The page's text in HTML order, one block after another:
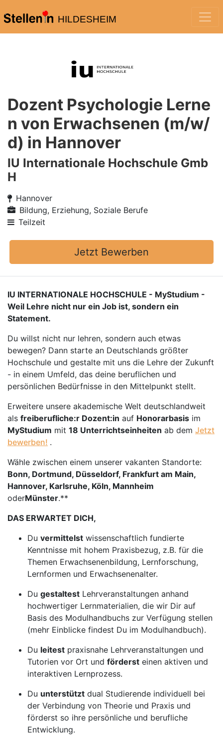
HILDESHEIM
Dozent Psychologie Lerne
n von Erwachsenen (m/w/
d) in Hannover
IU Internationale Hochschule Gmb
H
Hannover
Bildung, Erziehung, Soziale Berufe
Teilzeit
Jetzt Bewerben
IU INTERNATIONALE HOCHSCHULE - MyStudium -
Weil Lehre nicht nur ein Job ist, sondern ein
Statement.
Du willst nicht nur lehren, sondern auch etwas
bewegen? Dann starte an Deutschlands größter
Hochschule und gestalte mit uns die Lehre der Zukunft
- in einem Umfeld, das deine beruflichen und
persönlichen Bedürfnisse in den Mittelpunkt stellt.
Erweitere unsere akademische Welt deutschlandweit
als freiberufliche:r Dozent:in auf Honorarbasis im
MyStudium mit 18 Unterrichtseinheiten ab dem Jetzt
bewerben! .
Wähle zwischen einem unserer vakanten Standorte:
Bonn, Dortmund, Düsseldorf, Frankfurt am Main,
Hannover, Karlsruhe, Köln, Mannheim
oderMünster.**
DAS ERWARTET DICH,
Du vermittelst wissenschaftlich fundierte
Kenntnisse mit hohem Praxisbezug, z.B. für die
Themen Erwachsenenbildung, Lernforschung,
Lernformen und Erwachsenenalter.
Du gestaltest Lehrveranstaltungen anhand
hochwertiger Lernmaterialien, die wir Dir auf
Basis des Modulhandbuchs zur Verfügung stellen
(mehr Einblicke findest Du im Modulhandbuch).
Du leitest praxisnahe Lehrveranstaltungen und
Tutorien vor Ort und förderst einen aktiven und
interaktiven Lernprozess.
Du unterstützt dual Studierende individuell bei
der Verbindung von Theorie und Praxis und
förderst so ihre persönliche und berufliche
Entwicklung.